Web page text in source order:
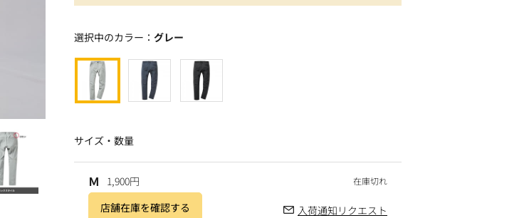
選択中のカラー： グレー
サイズ・数量
Ｍ 1,900円
入荷通知リクエスト
店舗在庫を確認する